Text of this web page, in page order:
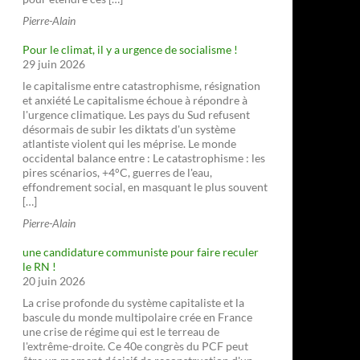
Pierre-Alain
Pour le climat, il y a urgence de socialisme !
29 juin 2026
le capitalisme entre catastrophisme, résignation
et anxiété Le capitalisme échoue à répondre à
l'urgence climatique. Les pays du Sud refusent
désormais de subir les diktats d'un système
atlantiste violent qui les méprise. Le monde
occidental balance entre : Le catastrophisme : les
pires scénarios, +4°C, guerres de l'eau,
effondrement social, en masquant le plus souvent
[…]
Pierre-Alain
une candidature communiste pour faire reculer
le RN !
20 juin 2026
La crise profonde du système capitaliste et la
bascule du monde multipolaire crée en France
une crise de régime qui est le terreau de
l'extrême-droite. Ce 40e congrès du PCF peut